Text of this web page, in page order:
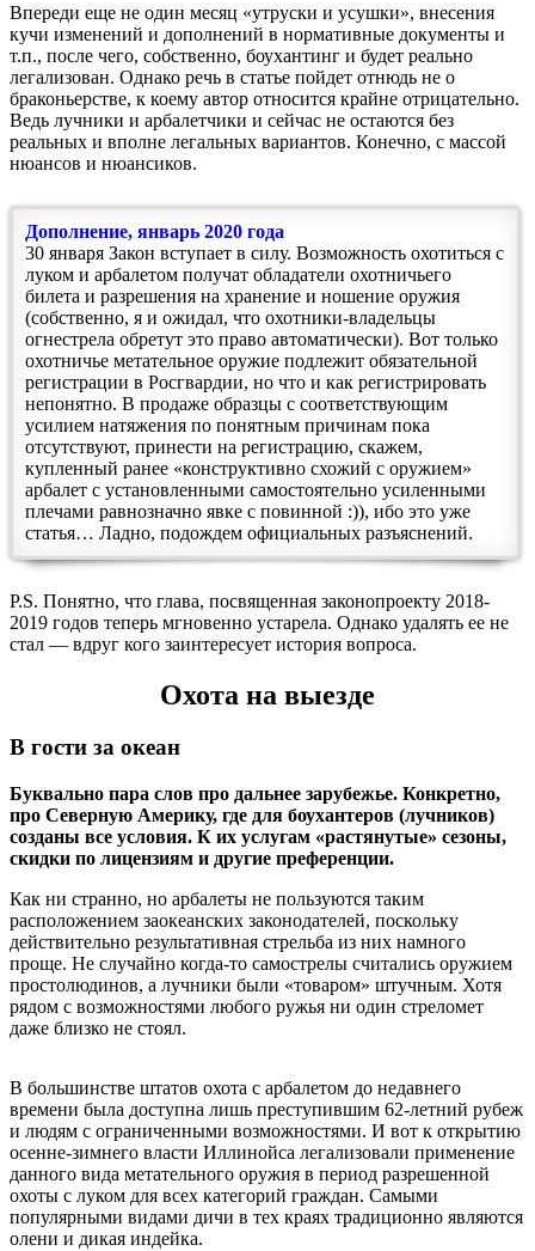
Впереди еще не один месяц «утруски и усушки», внесения
кучи изменений и дополнений в нормативные документы и
т.п., после чего, собственно, боухантинг и будет реально
легализован. Однако речь в статье пойдет отнюдь не о
браконьерстве, к коему автор относится крайне отрицательно.
Ведь лучники и арбалетчики и сейчас не остаются без
реальных и вполне легальных вариантов. Конечно, с массой
нюансов и нюансиков.
Дополнение, январь 2020 года
30 января Закон вступает в силу. Возможность охотиться с
луком и арбалетом получат обладатели охотничьего
билета и разрешения на хранение и ношение оружия
(собственно, я и ожидал, что охотники-владельцы
огнестрела обретут это право автоматически). Вот только
охотничье метательное оружие подлежит обязательной
регистрации в Росгвардии, но что и как регистрировать
непонятно. В продаже образцы с соответствующим
усилием натяжения по понятным причинам пока
отсутствуют, принести на регистрацию, скажем,
купленный ранее «конструктивно схожий с оружием»
арбалет с установленными самостоятельно усиленными
плечами равнозначно явке с повинной :)), ибо это уже
статья… Ладно, подождем официальных разъяснений.
P.S. Понятно, что глава, посвященная законопроекту 2018-
2019 годов теперь мгновенно устарела. Однако удалять ее не
стал — вдруг кого заинтересует история вопроса.
Охота на выезде
В гости за океан
Буквально пара слов про дальнее зарубежье. Конкретно,
про Северную Америку, где для боухантеров (лучников)
созданы все условия. К их услугам «растянутые» сезоны,
скидки по лицензиям и другие преференции.
Как ни странно, но арбалеты не пользуются таким
расположением заокеанских законодателей, поскольку
действительно результативная стрельба из них намного
проще. Не случайно когда-то самострелы считались оружием
простолюдинов, а лучники были «товаром» штучным. Хотя
рядом с возможностями любого ружья ни один стреломет
даже близко не стоял.
В большинстве штатов охота с арбалетом до недавнего
времени была доступна лишь преступившим 62-летний рубеж
и людям с ограниченными возможностями. И вот к открытию
осенне-зимнего власти Иллинойса легализовали применение
данного вида метательного оружия в период разрешенной
охоты с луком для всех категорий граждан. Самыми
популярными видами дичи в тех краях традиционно являются
олени и дикая индейка.